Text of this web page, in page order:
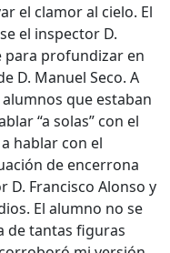
el clamor al cielo. El
el inspector D.
para profundizar en
D. Manuel Seco. A
que estaban
“a solas” con el
hablar con el
de encerrona
D. Francisco Alonso y
El alumno no se
de tantas figuras